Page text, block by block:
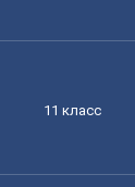
11 класс